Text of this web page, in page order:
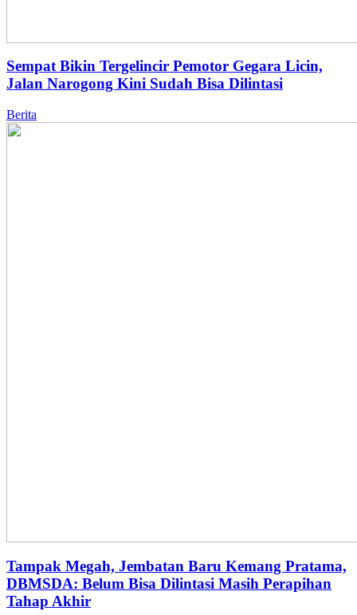
Sempat Bikin Tergelincir Pemotor Gegara Licin,
Jalan Narogong Kini Sudah Bisa Dilintasi
Berita
Tampak Megah, Jembatan Baru Kemang Pratama,
DBMSDA: Belum Bisa Dilintasi Masih Perapihan
Tahap Akhir